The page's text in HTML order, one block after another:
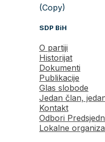
(Copy)
SDP BiH
O partiji
Historijat
Dokumenti
Publikacije
Glas slobode
Jedan član,
Kontakt
Odbori
Lokalne